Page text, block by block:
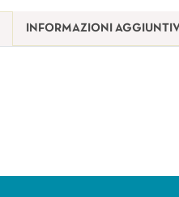
INFORMAZIONI